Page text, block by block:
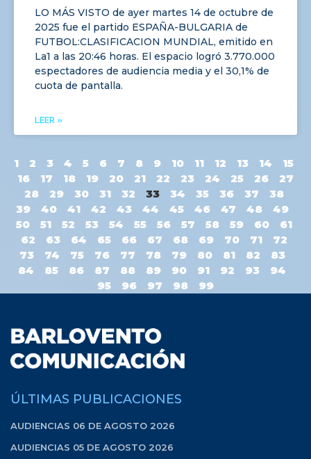
LO MÁS VISTO de ayer martes 14 de octubre de
2025 fue el partido ESPAÑA-BULGARIA de
FUTBOL:CLASIFICACION MUNDIAL, emitido en
La1 a las 20:46 horas. El espacio logró 3.770.000
espectadores de audiencia media y el 30,1% de
cuota de pantalla.
LEER »
1 2 3 4 5 6 7 8 9 10 11 12 13 14
15
16
17 18 19 20 21 22 23 24 25 26
27
28
29 30 31 32 33 34 35 36 37
38
39
40 41 42 43 44 45 46 47 48
49
50
51 52 53 54 55 56 57 58 59 60
61
62
63 64 65 66 67 68 69 70 71
72
73
74 75 76 77 78 79 80 81 82
83
84
85 86 87 88 89 90 91 92 93
94
95
96 97 98 99
ÚLTIMAS PUBLICACIONES
AUDIENCIAS 06 DE AGOSTO 2026
AUDIENCIAS 05 DE AGOSTO 2026